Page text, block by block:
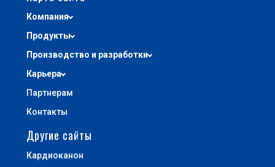
Компания
Продукты
Производство и разработки
Карьера
Партнерам
Контакты
Другие сайты
Кардиоканон